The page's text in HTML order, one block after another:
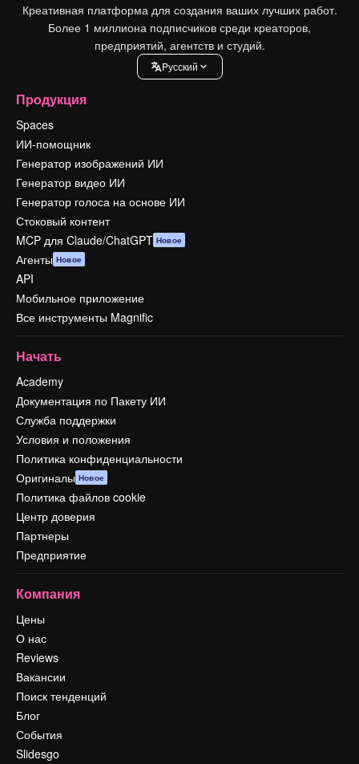
Креативная платформа для создания ваших лучших работ.
Более 1 миллиона подписчиков среди креаторов,
предприятий, агентств и студий.
Pусский
Продукция
Spaces
ИИ-помощник
Генератор изображений ИИ
Генератор видео ИИ
Генератор голоса на основе ИИ
Стоковый контент
MCP для Claude/ChatGPT Новое
Агенты Новое
API
Мобильное приложение
Все инструменты Magnific
Начать
Academy
Документация по Пакету ИИ
Служба поддержки
Условия и положения
Политика конфиденциальности
Оригиналы Новое
Политика файлов cookie
Центр доверия
Партнеры
Предприятие
Компания
Цены
О нас
Reviews
Вакансии
Поиск тенденций
Блог
События
Slidesgo